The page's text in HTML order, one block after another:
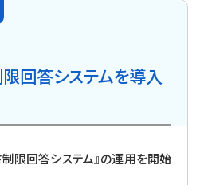
回答システムを導入
限回答システム』の運用を開始